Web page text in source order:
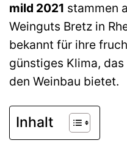
mild 2021 stammen
Weinguts Bretz in
bekannt für ihre
günstiges Klima,
den Weinbau bietet.
Inhalt